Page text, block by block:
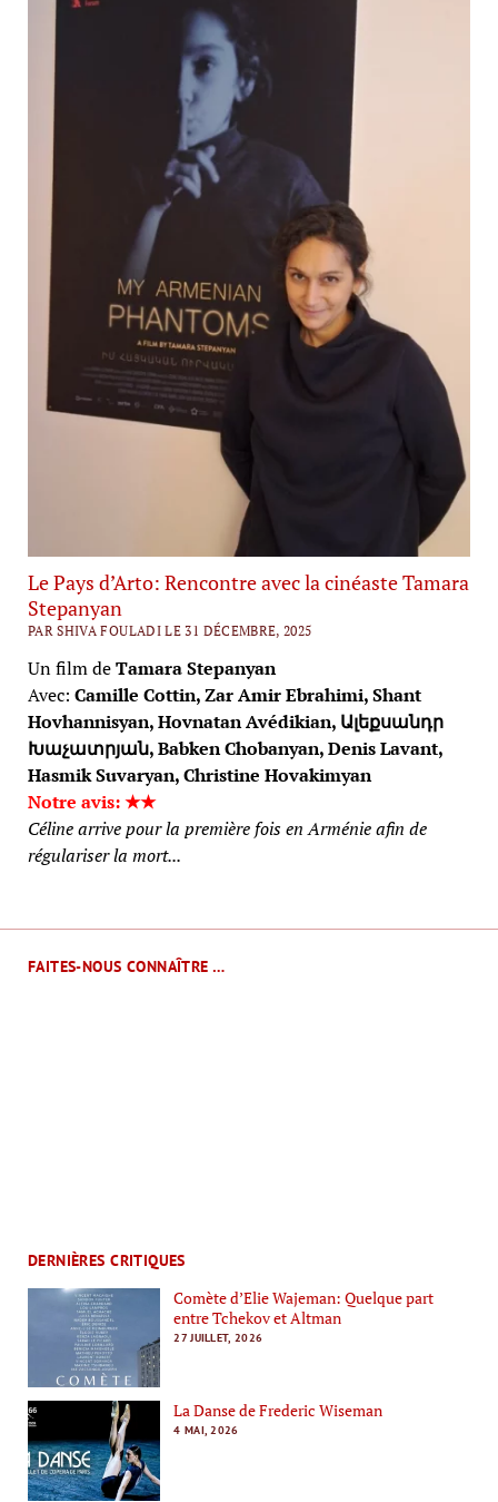
FAITES-NOUS CONNAÎTRE …
DERNIÈRES CRITIQUES
Comète d’Elie Wajeman: Quelque part
entre Tchekov et Altman
27 JUILLET, 2026
La Danse de Frederic Wiseman
4 MAI, 2026
Le Pays d’Arto: Rencontre avec la cinéaste Tamara
Stepanyan
PAR SHIVA FOULADI LE 31 DÉCEMBRE, 2025
Un film deTamara Stepanyan
Avec: Camille Cottin, Zar Amir Ebrahimi, Shant
Hovhannisyan, Hovnatan Avédikian, Ալեքսանդր
Խաչատրյան, Babken Chobanyan, Denis Lavant,
Hasmik Suvaryan, Christine Hovakimyan
Notre avis: ★★
Céline arrive pour la première fois en Arménie afin de
régulariser la mort...